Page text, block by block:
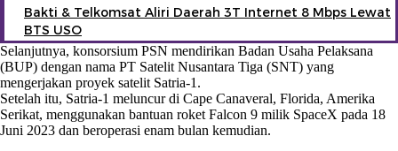
Bakti & Telkomsat Aliri Daerah 3T Internet 8 Mbps Lewat
BTS USO
Selanjutnya, konsorsium PSN mendirikan Badan Usaha Pelaksana
(BUP) dengan nama PT Satelit Nusantara Tiga (SNT) yang
mengerjakan proyek satelit Satria-1.
Setelah itu, Satria-1 meluncur di Cape Canaveral, Florida, Amerika
Serikat, menggunakan bantuan roket Falcon 9 milik SpaceX pada 18
Juni 2023 dan beroperasi enam bulan kemudian.